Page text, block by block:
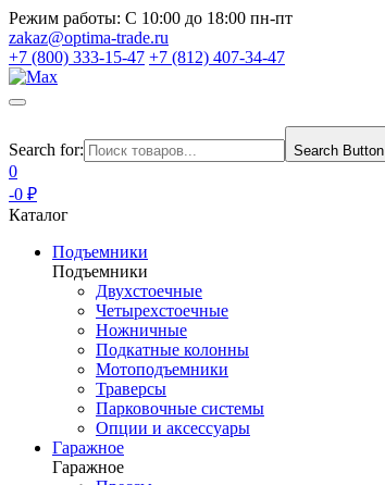
Режим работы: С 10:00 до 18:00 пн-пт
zakaz@optima-trade.ru
+7 (800) 333-15-47 +7 (812) 407-34-47
Search for: Search Button
0
-0 ₽
Каталог
Подъемники
Подъемники
Двухстоечные
Четырехстоечные
Ножничные
Подкатные колонны
Мотоподъемники
Траверсы
Парковочные системы
Опции и аксессуары
Гаражное
Гаражное